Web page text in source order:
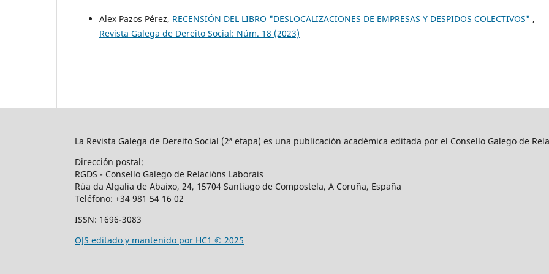
Alex Pazos Pérez, RECENSIÓN DEL LIBRO "DESLOCALIZACIONES DE EMPRESAS Y DESPIDOS COLECTIVOS" ,
Revista Galega de Dereito Social: Núm. 18 (2023)
La Revista Galega de Dereito Social (2ª etapa) es una publicación académica editada por el Consello Galego de
Dirección postal:
RGDS - Consello Galego de Relacións Laborais
Rúa da Algalia de Abaixo, 24, 15704 Santiago de Compostela, A Coruña, España
Teléfono: +34 981 54 16 02
ISSN: 1696-3083
OJS editado y mantenido por HC1 © 2025